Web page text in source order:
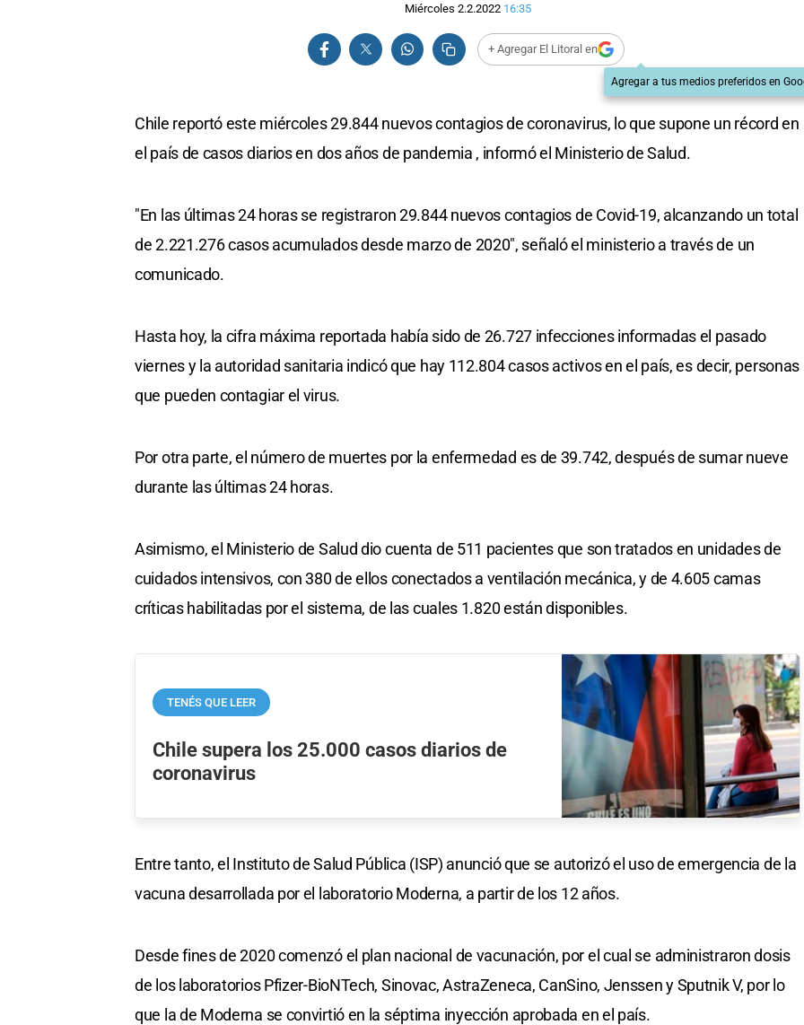
Miércoles 2.2.2022 16:35
+ Agregar El Litoral en
Agregar a tus medios preferidos en
Chile reportó este miércoles 29.844 nuevos contagios de coronavirus, lo que supone un récord en
el país de casos diarios en dos años de pandemia , informó el Ministerio de Salud.
"En las últimas 24 horas se registraron 29.844 nuevos contagios de Covid-19, alcanzando un total
de 2.221.276 casos acumulados desde marzo de 2020", señaló el ministerio a través de un
comunicado.
Hasta hoy, la cifra máxima reportada había sido de 26.727 infecciones informadas el pasado
viernes y la autoridad sanitaria indicó que hay 112.804 casos activos en el país, es decir, personas
que pueden contagiar el virus.
Por otra parte, el número de muertes por la enfermedad es de 39.742, después de sumar nueve
durante las últimas 24 horas.
Asimismo, el Ministerio de Salud dio cuenta de 511 pacientes que son tratados en unidades de
cuidados intensivos, con 380 de ellos conectados a ventilación mecánica, y de 4.605 camas
críticas habilitadas por el sistema, de las cuales 1.820 están disponibles.
TENÉS QUE LEER
Chile supera los 25.000 casos diarios de
coronavirus
Entre tanto, el Instituto de Salud Pública (ISP) anunció que se autorizó el uso de emergencia de la
vacuna desarrollada por el laboratorio Moderna, a partir de los 12 años.
Desde fines de 2020 comenzó el plan nacional de vacunación, por el cual se administraron dosis
de los laboratorios Pfizer-BioNTech, Sinovac, AstraZeneca, CanSino, Jenssen y Sputnik V, por lo
que la de Moderna se convirtió en la séptima inyección aprobada en el país.